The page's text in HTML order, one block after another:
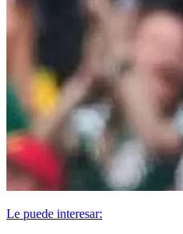
Le puede interesar: